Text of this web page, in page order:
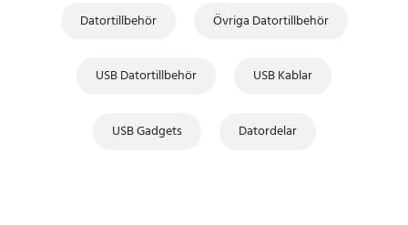
Datortillbehör Övriga Datortillbehör
USB Datortillbehör USB Kablar
USB Gadgets Datordelar